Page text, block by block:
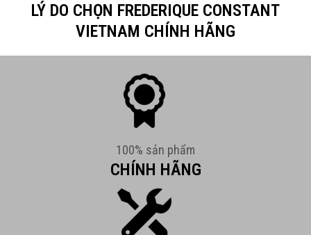
LÝ DO CHỌN FREDERIQUE CONSTANT
VIETNAM CHÍNH HÃNG
100% sản phẩm
CHÍNH HÃNG